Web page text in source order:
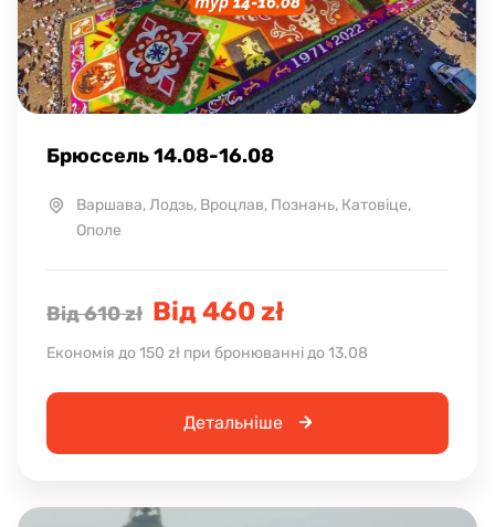
Брюссель 14.08-16.08
Варшава, Лодзь, Вроцлав, Познань, Катовіце,
Ополе
Від 610 zł Від 460 zł
Економія до 150 zł при бронюванні до 13.08
Детальніше